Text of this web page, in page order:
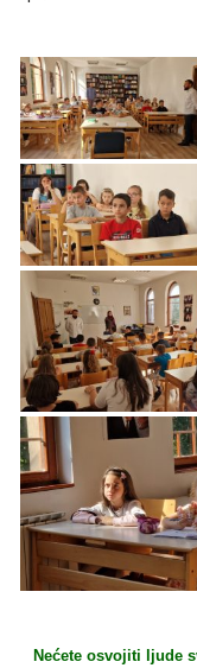
Nećete osvojiti ljude